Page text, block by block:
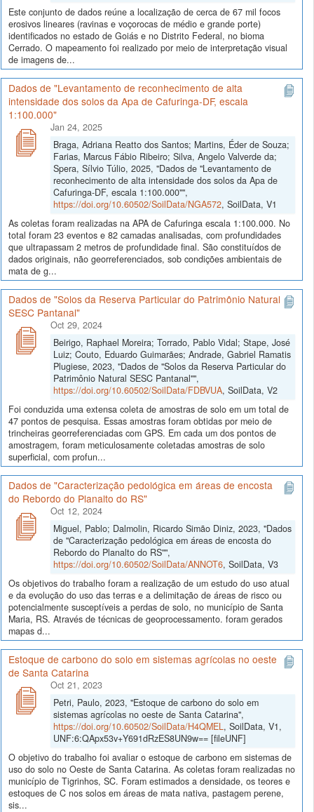
Este conjunto de dados reúne a localização de cerca de 67 mil focos
erosivos lineares (ravinas e voçorocas de médio e grande porte)
identificados no estado de Goiás e no Distrito Federal, no bioma
Cerrado. O mapeamento foi realizado por meio de interpretação visual
de imagens de...
Dados de "Levantamento de reconhecimento de alta
intensidade dos solos da Apa de Cafuringa-DF, escala
1:100.000"
Jan 24, 2025
Braga, Adriana Reatto dos Santos; Martins, Éder de Souza;
Farias, Marcus Fábio Ribeiro; Silva, Angelo Valverde da;
Spera, Sílvio Túlio, 2025, "Dados de "Levantamento de
reconhecimento de alta intensidade dos solos da Apa de
Cafuringa-DF, escala 1:100.000"",
https://doi.org/10.60502/SoilData/NGA572, SoilData, V1
As coletas foram realizadas na APA de Cafuringa escala 1:100.000. No
total foram 23 eventos e 82 camadas analisadas, com profundidades
que ultrapassam 2 metros de profundidade final. São constituídos de
dados originais, não georreferenciados, sob condições ambientais de
mata de g...
Dados de "Solos da Reserva Particular do Patrimônio Natural
SESC Pantanal"
Oct 29, 2024
Beirigo, Raphael Moreira; Torrado, Pablo Vidal; Stape, José
Luiz; Couto, Eduardo Guimarães; Andrade, Gabriel Ramatis
Plugiese, 2023, "Dados de "Solos da Reserva Particular do
Patrimônio Natural SESC Pantanal"",
https://doi.org/10.60502/SoilData/FDBVUA, SoilData, V2
Foi conduzida uma extensa coleta de amostras de solo em um total de
47 pontos de pesquisa. Essas amostras foram obtidas por meio de
trincheiras georreferenciadas com GPS. Em cada um dos pontos de
amostragem, foram meticulosamente coletadas amostras de solo
superficial, com profun...
Dados de "Caracterização pedológica em áreas de encosta
do Rebordo do Planalto do RS"
Oct 12, 2024
Miguel, Pablo; Dalmolin, Ricardo Simão Diniz, 2023, "Dados
de "Caracterização pedológica em áreas de encosta do
Rebordo do Planalto do RS"",
https://doi.org/10.60502/SoilData/ANNOT6, SoilData, V3
Os objetivos do trabalho foram a realização de um estudo do uso atual
e da evolução do uso das terras e a delimitação de áreas de risco ou
potencialmente susceptíveis a perdas de solo, no município de Santa
Maria, RS. Através de técnicas de geoprocessamento. foram gerados
mapas d...
Estoque de carbono do solo em sistemas agrícolas no oeste
de Santa Catarina
Oct 21, 2023
Petri, Paulo, 2023, "Estoque de carbono do solo em
sistemas agrícolas no oeste de Santa Catarina",
https://doi.org/10.60502/SoilData/H4QMEL, SoilData, V1,
UNF:6:QApx53v+Y691dRzES8UN9w== [fileUNF]
O objetivo do trabalho foi avaliar o estoque de carbono em sistemas de
uso do solo no Oeste de Santa Catarina. As coletas foram realizadas no
município de Tigrinhos, SC. Foram estimados a densidade, os teores e
estoques de C nos solos em áreas de mata nativa, pastagem perene,
sis...